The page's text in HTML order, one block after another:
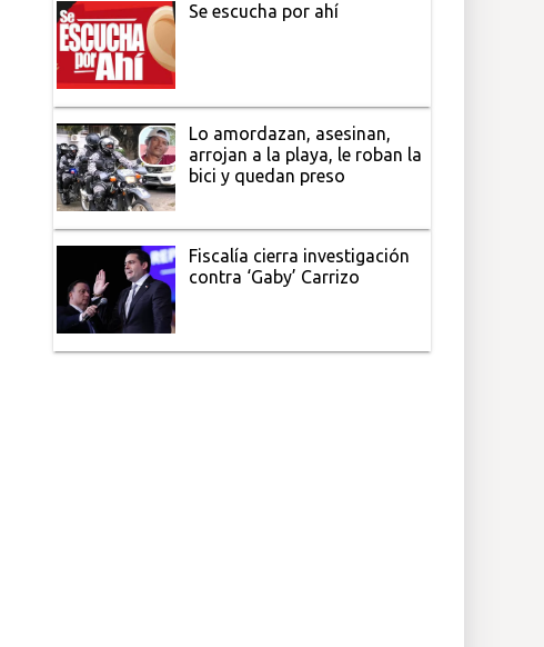
Se escucha por ahí
Lo amordazan, asesinan,
arrojan a la playa, le roban la
bici y quedan preso
Fiscalía cierra investigación
contra ‘Gaby’ Carrizo